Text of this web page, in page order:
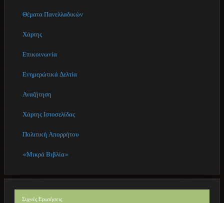
Θέματα Πανελλαδικών
Χάρτης
Επικοινωνία
Ενημερώτικά Δελτία
Αναζήτηση
Χάρτης Ιστοσελίδας
Πολιτική Απορρήτου
«Μικρά Βιβλία»
Συχνές Ερωτήσεις